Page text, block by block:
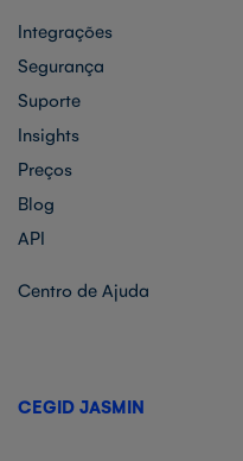
Integrações
Segurança
Suporte
Insights
Preços
Blog
API
Centro de Ajuda
CEGID JASMIN